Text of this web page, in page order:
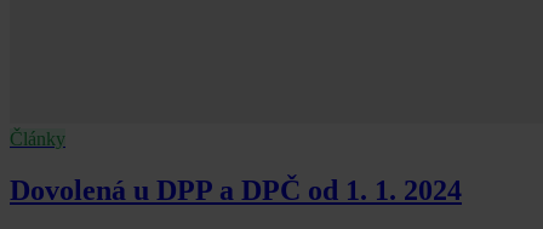
Články
Dovolená u DPP a DPČ od 1. 1. 2024